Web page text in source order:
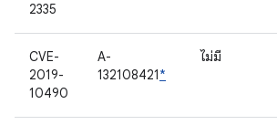
2335
CVE-
2019-
10490
A-
132108421*
ไม่มี